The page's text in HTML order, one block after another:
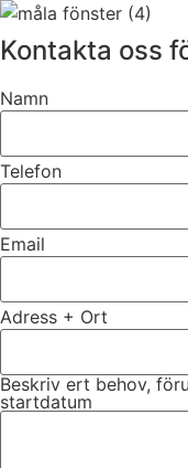
Kontakta oss
Namn
Telefon
Email
Adress + Ort
Beskriv ert behov,
startdatum